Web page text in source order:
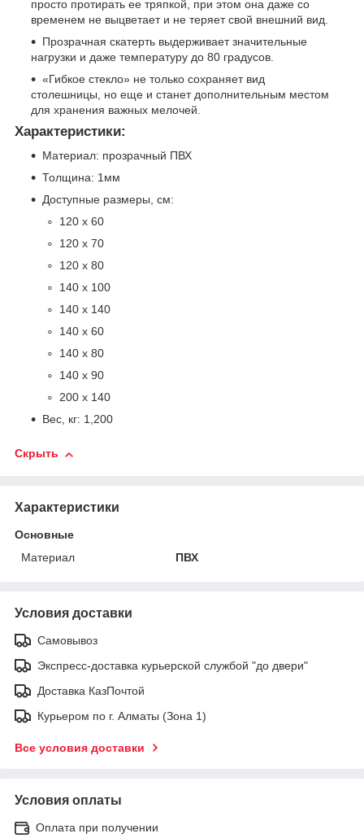
просто протирать ее тряпкой, при этом она даже со
временем не выцветает и не теряет свой внешний вид.
Прозрачная скатерть выдерживает значительные
нагрузки и даже температуру до 80 градусов.
«Гибкое стекло» не только сохраняет вид
столешницы, но еще и станет дополнительным местом
для хранения важных мелочей.
Характеристики:
Материал: прозрачный ПВХ
Толщина: 1мм
Доступные размеры, см:
120 х 60
120 х 70
120 х 80
140 х 100
140 х 140
140 х 60
140 х 80
140 х 90
200 х 140
Вес, кг: 1,200
Скрыть
Характеристики
Основные
Материал
ПВХ
Условия доставки
Самовывоз
Экспресс-доставка курьерской службой "до двери"
Доставка КазПочтой
Курьером по г. Алматы (Зона 1)
Все условия доставки
Условия оплаты
Оплата при получении